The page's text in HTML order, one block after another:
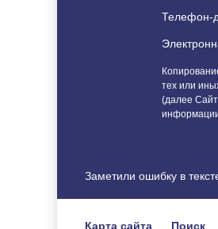
Телефон-
тех или
(далее
Заметили ошибку в
Карта сайта Поиск